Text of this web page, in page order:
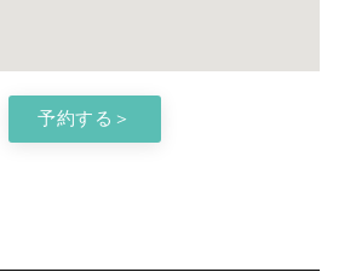
予約する＞